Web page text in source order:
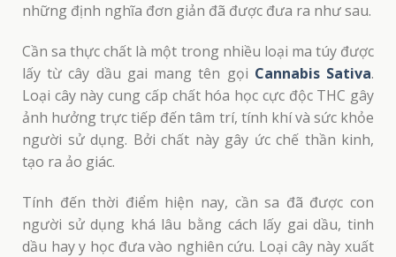
những định nghĩa đơn giản đã được đưa ra như sau.
Cần sa thực chất là một trong nhiều loại ma túy được
lấy từ cây dầu gai mang tên gọi Cannabis Sativa.
Loại cây này cung cấp chất hóa học cực độc THC gây
ảnh hưởng trực tiếp đến tâm trí, tính khí và sức khỏe
người sử dụng. Bởi chất này gây ức chế thần kinh,
tạo ra ảo giác.
Tính đến thời điểm hiện nay, cần sa đã được con
người sử dụng khá lâu bằng cách lấy gai dầu, tinh
dầu hay y học đưa vào nghiên cứu. Loại cây này xuất